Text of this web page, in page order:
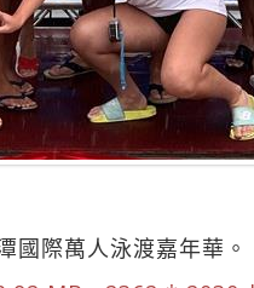
際萬人泳渡嘉年華。